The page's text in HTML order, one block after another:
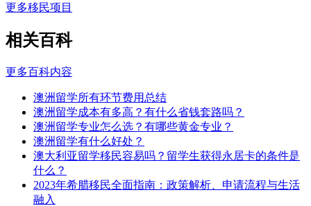
更多移民项目
相关百科
更多百科内容
澳洲留学所有环节费用总结
澳洲留学成本有多高？有什么省钱套路吗？
澳洲留学专业怎么选？有哪些黄金专业？
澳洲留学有什么好处？
澳大利亚留学移民容易吗？留学生获得永居卡的条件是
什么？
2023年希腊移民全面指南：政策解析、申请流程与生活
融入